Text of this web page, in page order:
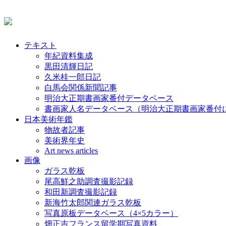
テキスト
年紀資料集成
黒田清輝日記
久米桂一郎日記
白馬会関係新聞記事
明治大正期書画家番付データベース
書画家人名データベース（明治大正期書画家番付
日本美術年鑑
物故者記事
美術界年史
Art news articles
画像
ガラス乾板
尾高鮮之助調査撮影記録
和田新調査撮影記録
新海竹太郎関連ガラス乾板
写真原板データベース（4×5カラー）
畑正吉フランス留学期写真資料